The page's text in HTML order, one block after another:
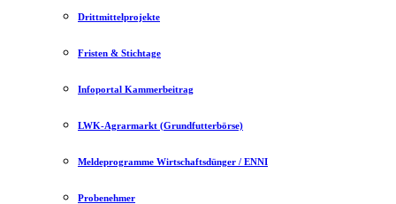
Drittmittelprojekte
Fristen & Stichtage
Infoportal Kammerbeitrag
LWK-Agrarmarkt (Grundfutterbörse)
Meldeprogramme Wirtschaftsdünger / ENNI
Probenehmer